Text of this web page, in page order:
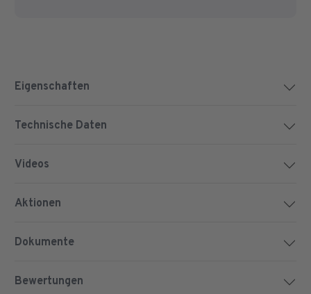
Eigenschaften
Technische Daten
Videos
Aktionen
Dokumente
Bewertungen